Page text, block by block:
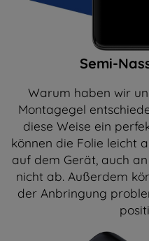
Semi-
Warum haben wir
Montagegel
diese Weise ein
können die Folie leicht
auf dem Gerät, auch
nicht ab. Außerdem
der Anbringung